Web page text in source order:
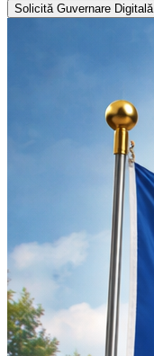
Solicită Guvernare Digitală